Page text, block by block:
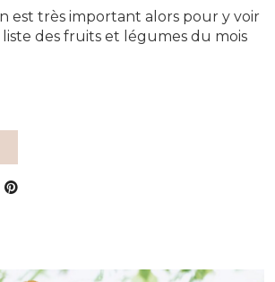
est très important alors pour y voir
liste des fruits et légumes du mois